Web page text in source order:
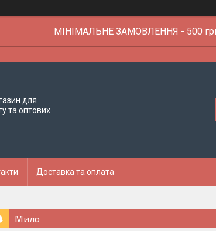
МІНІМАЛЬНЕ ЗАМОВЛЕННЯ - 500
для
та оптових
Доставка та оплата
Мило